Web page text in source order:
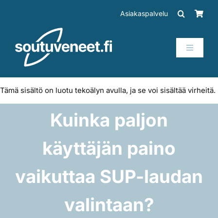
Asiakaspalvelu
Toggle
Perämoottorit
SUP-laudat
Tämä sisältö on luotu tekoälyn avulla, ja se voi sisältää virheitä.
Kuinka paljon
käyttäjän paino
vaikuttaa SUP-laudan
valintaan?